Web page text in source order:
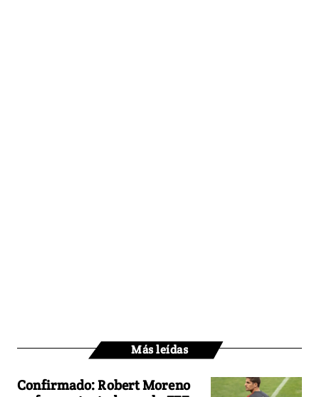
Más leídas
Confirmado: Robert Moreno